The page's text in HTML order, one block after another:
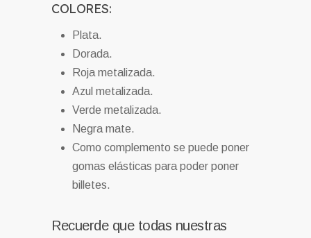
COLORES:
Plata.
Dorada.
Roja metalizada.
Azul metalizada.
Verde metalizada.
Negra mate.
Como complemento se puede poner
gomas elásticas para poder poner
billetes.
Recuerde que todas nuestras